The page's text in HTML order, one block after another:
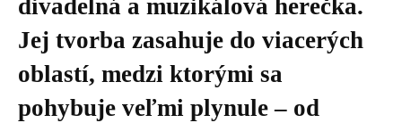
divadelná a muzikálová herečka.
Jej tvorba zasahuje do viacerých
oblastí, medzi ktorými sa
pohybuje veľmi plynule – od